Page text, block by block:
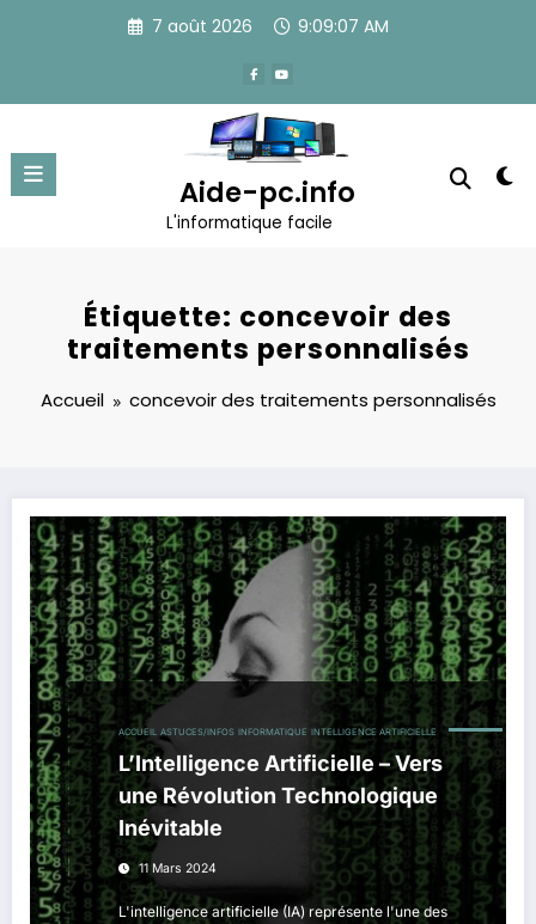
7 août 2026 9:09:07 AM
Aide-pc.info
L'informatique facile
Étiquette: concevoir des
traitements personnalisés
Accueil concevoir des traitements personnalisés
ACCUEIL ASTUCES/INFOS INFORMATIQUE INTELLIGENCE ARTIFICIELLE
L’Intelligence Artificielle – Vers
une Révolution Technologique
Inévitable
11 Mars 2024
L'intelligence artificielle (IA) représente l'une des